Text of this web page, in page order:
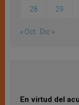
28 29
« Oct Dic »
En virtud del